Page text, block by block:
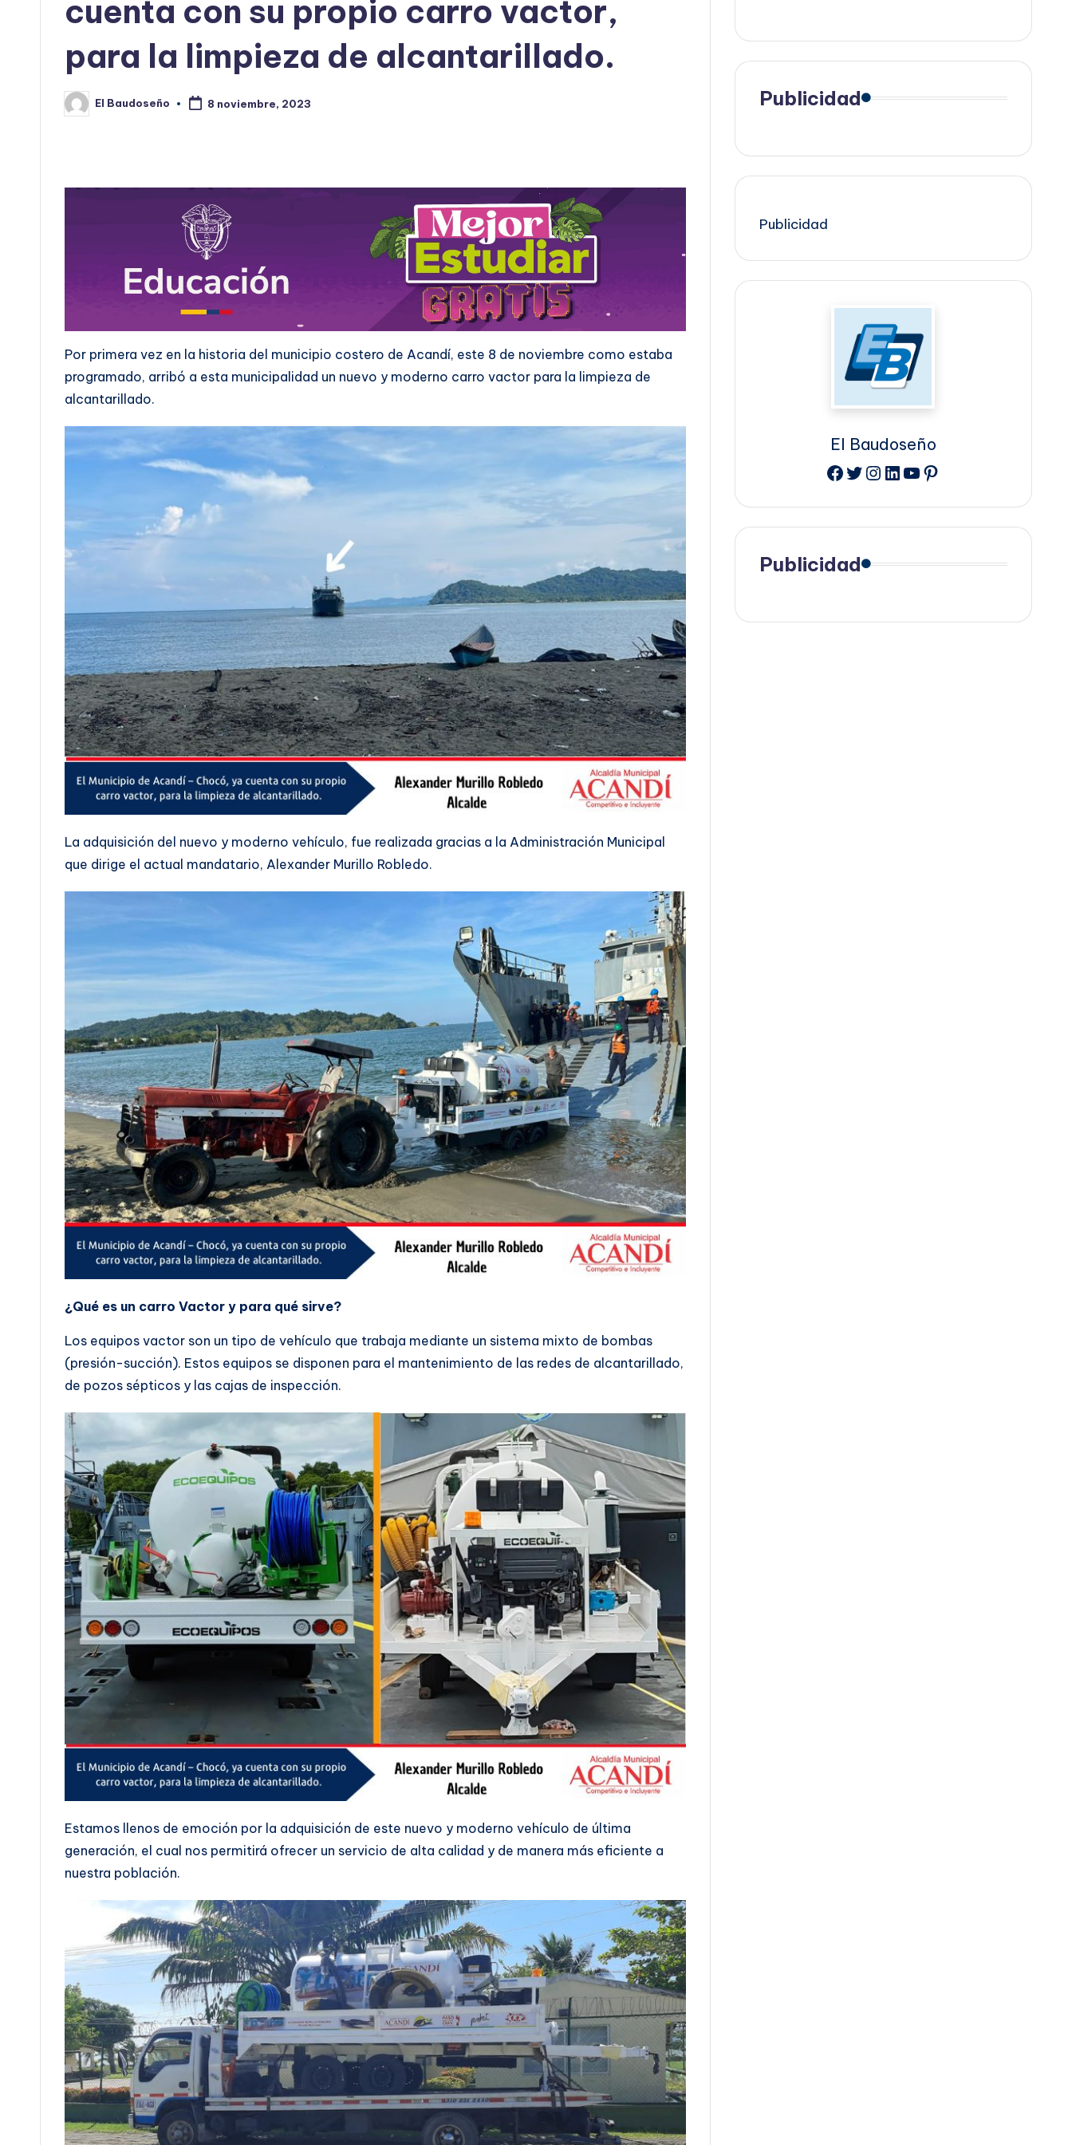
cuenta con su propio carro vactor,
para la limpieza de alcantarillado.
Publicado
por
El Baudoseño 8 noviembre, 2023
Por primera vez en la historia del municipio costero de Acandí, este 8 de noviembre como estaba
programado, arribó a esta municipalidad un nuevo y moderno carro vactor para la limpieza de
alcantarillado.
La adquisición del nuevo y moderno vehículo, fue realizada gracias a la Administración Municipal
que dirige el actual mandatario, Alexander Murillo Robledo.
¿Qué es un carro Vactor y para qué sirve?
Los equipos vactor son un tipo de vehículo que trabaja mediante un sistema mixto de bombas
(presión-succión). Estos equipos se disponen para el mantenimiento de las redes de alcantarillado,
de pozos sépticos y las cajas de inspección.
Estamos llenos de emoción por la adquisición de este nuevo y moderno vehículo de última
generación, el cual nos permitirá ofrecer un servicio de alta calidad y de manera más eficiente a
nuestra población.
Publicidad
Publicidad
El Baudoseño
Facebook
Twitter
Instagram
LinkedIn
YouTube
Pinterest
Publicidad